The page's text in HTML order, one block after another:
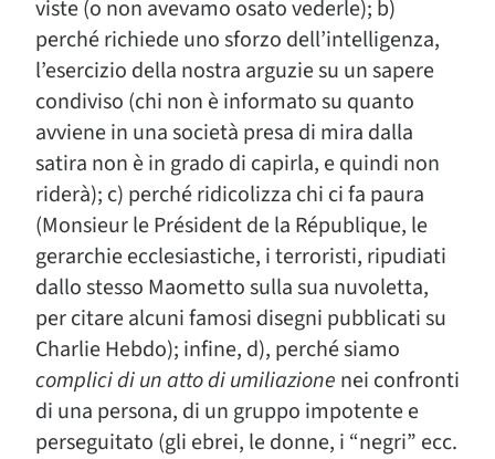
viste (o non avevamo osato vederle); b)
perché richiede uno sforzo dell’intelligenza,
l’esercizio della nostra arguzie su un sapere
condiviso (chi non è informato su quanto
avviene in una società presa di mira dalla
satira non è in grado di capirla, e quindi non
riderà); c) perché ridicolizza chi ci fa paura
(Monsieur le Président de la République, le
gerarchie ecclesiastiche, i terroristi, ripudiati
dallo stesso Maometto sulla sua nuvoletta,
per citare alcuni famosi disegni pubblicati su
Charlie Hebdo); infine, d), perché siamo
complici di un atto di umiliazione nei confronti
di una persona, di un gruppo impotente e
perseguitato (gli ebrei, le donne, i “negri” ecc.